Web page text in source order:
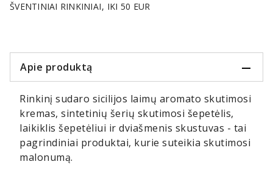
ŠVENTINIAI RINKINIAI IKI 50 EUR
Apie produktą
Rinkinį sudaro sicilijos laimų aromato skutimosi
kremas, sintetinių šerių skutimosi šepetėlis,
laikiklis šepetėliui ir dviašmenis skustuvas - tai
pagrindiniai produktai, kurie suteikia skutimosi
malonumą.